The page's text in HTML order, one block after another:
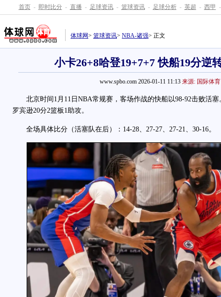
首页 - 即时比分 - 直播 - 足球资讯 - 篮球资讯 - 足球分析 - 英超 - 西甲 -
体球网> 篮球资讯> NBA-诸强> 正文
小卡26+8哈登19+7+7 快船19分逆
www.spbo.com 2026-01-11 11:13 来源: 国际体育
北京时间1月11日NBA常规赛，客场作战的快船以98-92击败活塞
罗宾逊20分2篮板1助攻。
全场具体比分（活塞队在后）：14-28、27-27、27-21、30-16。